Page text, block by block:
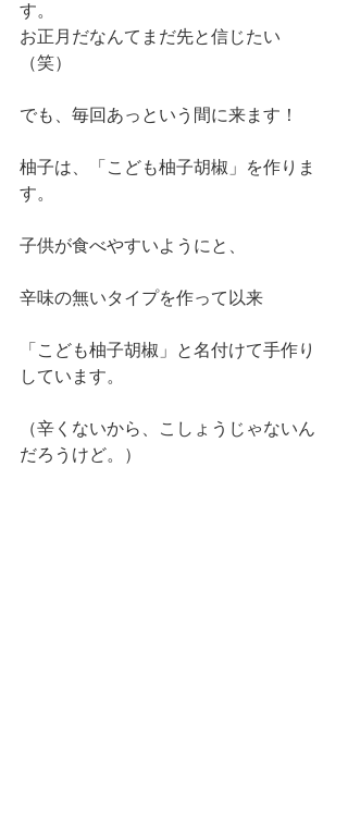
す。
お正月だなんてまだ先と信じたい
（笑）
でも、毎回あっという間に来ます！
柚子は、「こども柚子胡椒」を作りま
す。
子供が食べやすいようにと、
辛味の無いタイプを作って以来
「こども柚子胡椒」と名付けて手作り
しています。
（辛くないから、こしょうじゃないん
だろうけど。）